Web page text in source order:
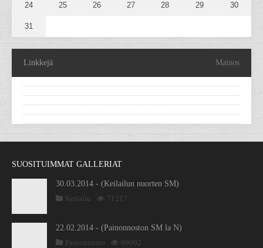
24 25 26 27 28 29 30
31
Linkkejä Mainos
SUOSITUIMMAT GALLERIAT
30.03.2014 - (Keilailun nuorten SM)
Keilailu
71217
22.02.2014 - (Painonnoston SM la N)
Painonnosto
69092